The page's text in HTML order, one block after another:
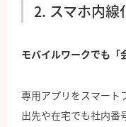
2. スマホ内線
モバイルワークでも「
専用アプリをスマート
出先や在宅でも社内番